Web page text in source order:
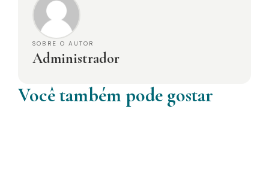
SOBRE O AUTOR
Administrador
Você também pode gostar